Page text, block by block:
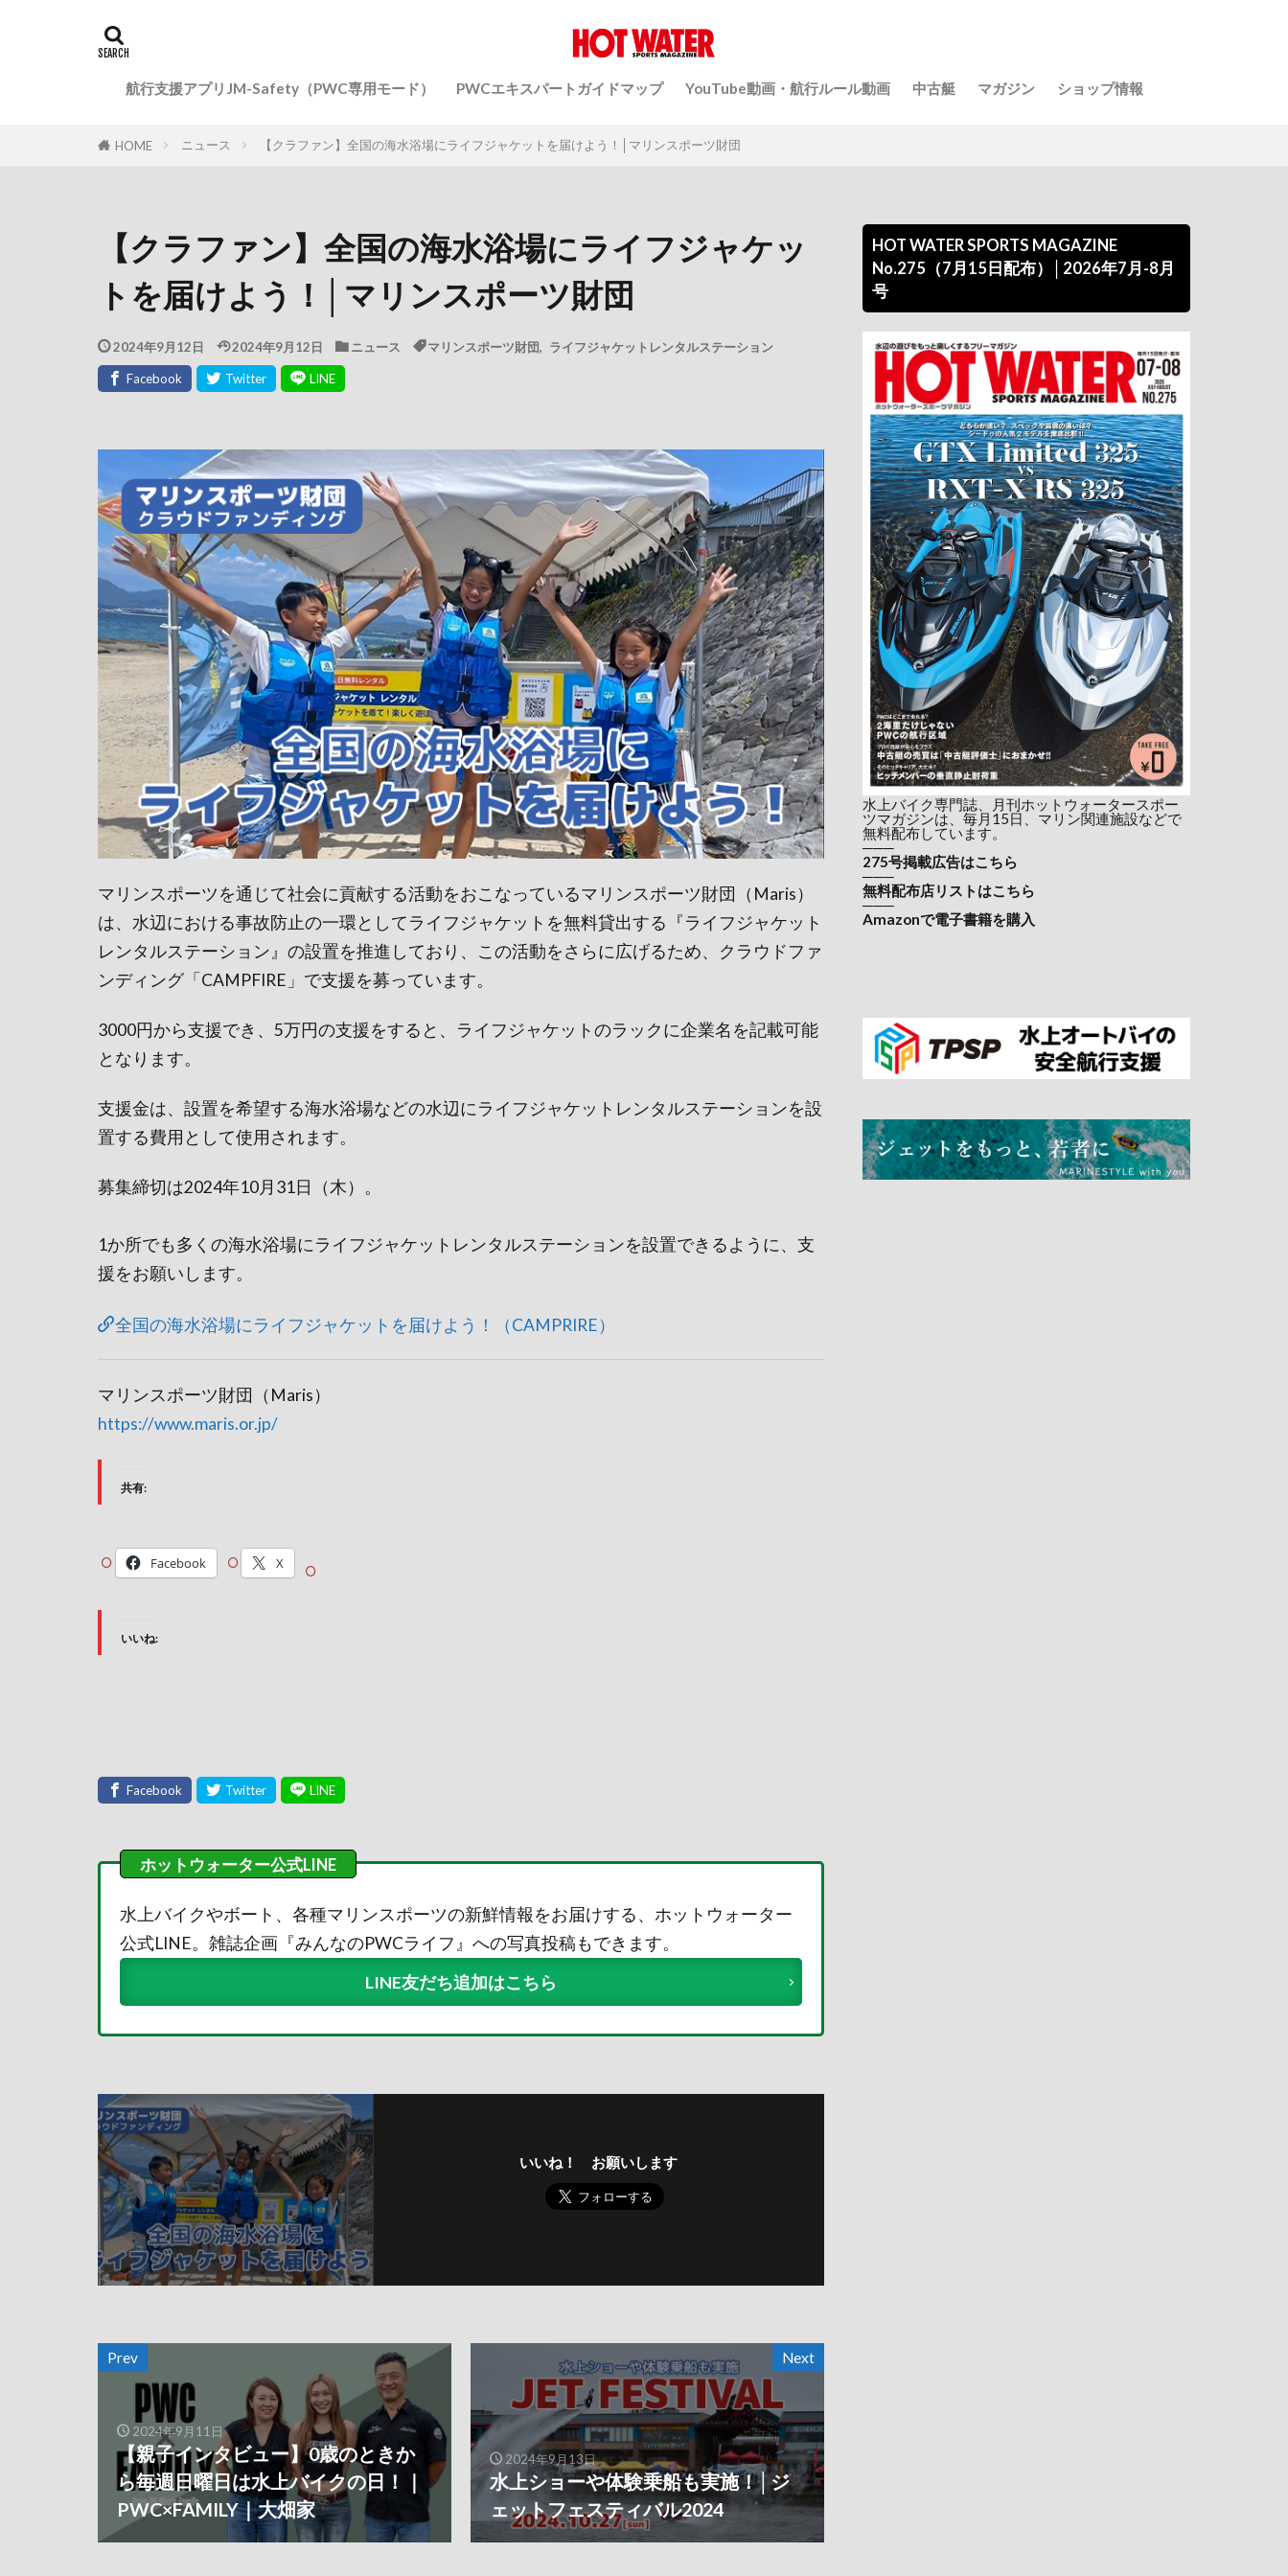
航行支援アプリJM-Safety（PWC専用モード） PWCエキスパートガイドマップ YouTube動画・航行ルール動画 中古艇 マガジン ショップ情報
HOME ニュース 【クラファン】全国の海水浴場にライフジャケットを届けよう！│マリンスポーツ財団
【クラファン】全国の海水浴場にライフジャケッ
トを届けよう！│マリンスポーツ財団
2024年9月12日 2024年9月12日 ニュース マリンスポーツ財団 ライフジャケットレンタルステーション
マリンスポーツを通じて社会に貢献する活動をおこなっているマリンスポーツ財団（Maris）
は、水辺における事故防止の一環としてライフジャケットを無料貸出する『ライフジャケット
レンタルステーション』の設置を推進しており、この活動をさらに広げるため、クラウドファ
ンディング「CAMPFIRE」で支援を募っています。
3000円から支援でき、5万円の支援をすると、ライフジャケットのラックに企業名を記載可能
となります。
支援金は、設置を希望する海水浴場などの水辺にライフジャケットレンタルステーションを設
置する費用として使用されます。
募集締切は2024年10月31日（木）。
1か所でも多くの海水浴場にライフジャケットレンタルステーションを設置できるように、支
援をお願いします。
全国の海水浴場にライフジャケットを届けよう！（CAMPRIRE）
マリンスポーツ財団（Maris）
https://www.maris.or.jp/
共有:
Facebook X
いいね:
水上バイクやボート、各種マリンスポーツの新鮮情報をお届けする、ホットウォーター
公式LINE。雑誌企画『みんなのPWCライフ』への写真投稿もできます。
LINE友だち追加はこちら
いいね！ お願いします
Prev
2024年9月11日
【親子インタビュー】0歳のときか
ら毎週日曜日は水上バイクの日！｜
PWC×FAMILY｜大畑家
Next
2024年9月13日
水上ショーや体験乗船も実施！│ジ
ェットフェスティバル2024
HOT WATER SPORTS MAGAZINE
No.275（7月15日配布）│2026年7月-8月
号
水上バイク専門誌、月刊ホットウォータースポー
ツマガジンは、毎月15日、マリン関連施設などで
無料配布しています。
───
275号掲載広告はこちら
───
無料配布店リストはこちら
───
Amazonで電子書籍を購入